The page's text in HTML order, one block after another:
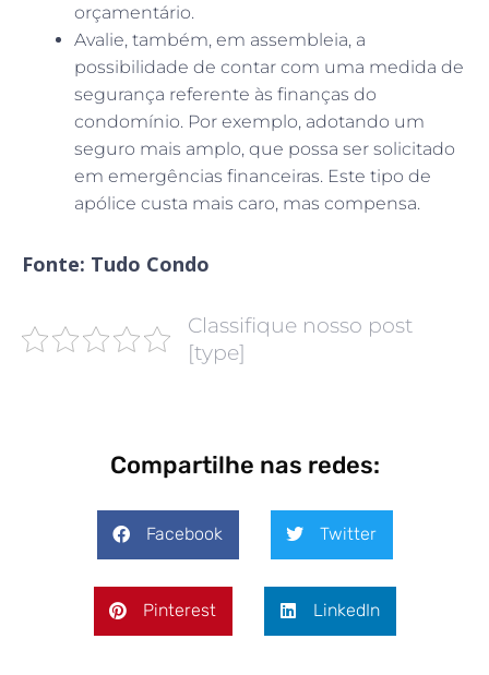
orçamentário.
Avalie, também, em assembleia, a
possibilidade de contar com uma medida de
segurança referente às finanças do
condomínio. Por exemplo, adotando um
seguro mais amplo, que possa ser solicitado
em emergências financeiras. Este tipo de
apólice custa mais caro, mas compensa.
Fonte: Tudo Condo
Classifique nosso post
[type]
Compartilhe nas redes:
Facebook Twitter
Pinterest LinkedIn